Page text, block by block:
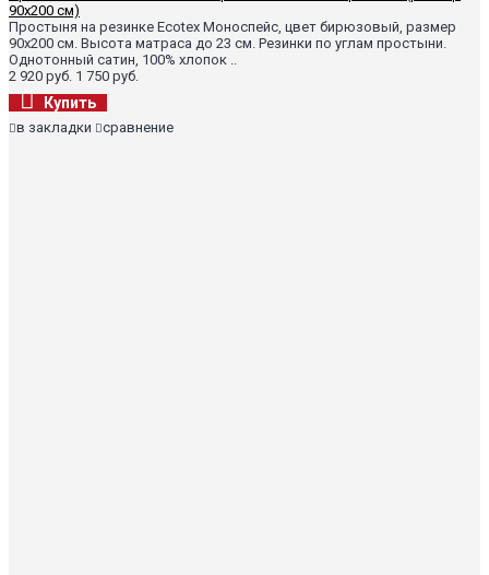
90х200 см)
Простыня на резинке Ecotex Моноспейс, цвет бирюзовый, размер
90х200 см. Высота матраса до 23 см. Резинки по углам простыни.
Однотонный сатин, 100% хлопок ..
2 920 руб. 1 750 руб.
Купить
в закладки сравнение